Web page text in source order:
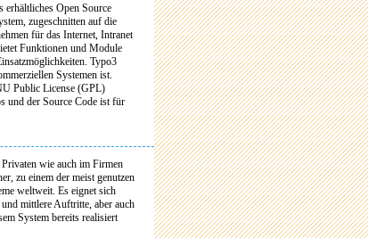
Open Source
zugeschnitten auf die
für das Internet, Intranet
Funktionen und Module
Typo3
Systemen ist.
Public License (GPL)
und der Source Code ist für
wie auch im Firmen
zu einem der meist genutzen
weltweit. Es eignet sich
mittlere Auftritte, aber auch
System bereits realisiert